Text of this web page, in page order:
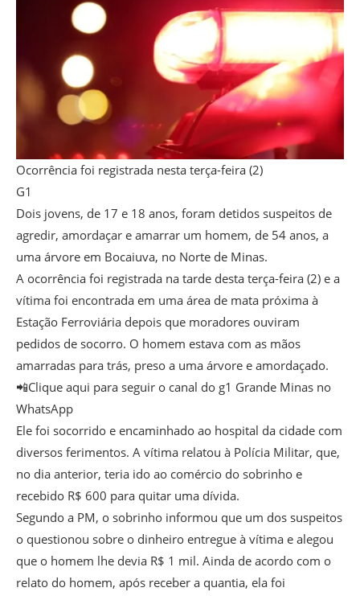
Ocorrência foi registrada nesta terça-feira (2)
G1
Dois jovens, de 17 e 18 anos, foram detidos suspeitos de
agredir, amordaçar e amarrar um homem, de 54 anos, a
uma árvore em Bocaiuva, no Norte de Minas.
A ocorrência foi registrada na tarde desta terça-feira (2) e a
vítima foi encontrada em uma área de mata próxima à
Estação Ferroviária depois que moradores ouviram
pedidos de socorro. O homem estava com as mãos
amarradas para trás, preso a uma árvore e amordaçado.
📲Clique aqui para seguir o canal do g1 Grande Minas no
WhatsApp
Ele foi socorrido e encaminhado ao hospital da cidade com
diversos ferimentos. A vítima relatou à Polícia Militar, que,
no dia anterior, teria ido ao comércio do sobrinho e
recebido R$ 600 para quitar uma dívida.
Segundo a PM, o sobrinho informou que um dos suspeitos
o questionou sobre o dinheiro entregue à vítima e alegou
que o homem lhe devia R$ 1 mil. Ainda de acordo com o
relato do homem, após receber a quantia, ela foi